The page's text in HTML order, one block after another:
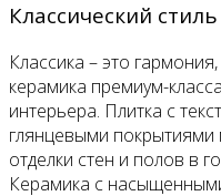
Классический стиль
Классика – это
керамика премиум-
интерьера. Плитка с
глянцевыми покрытиями
отделки стен и полов в
Керамика с